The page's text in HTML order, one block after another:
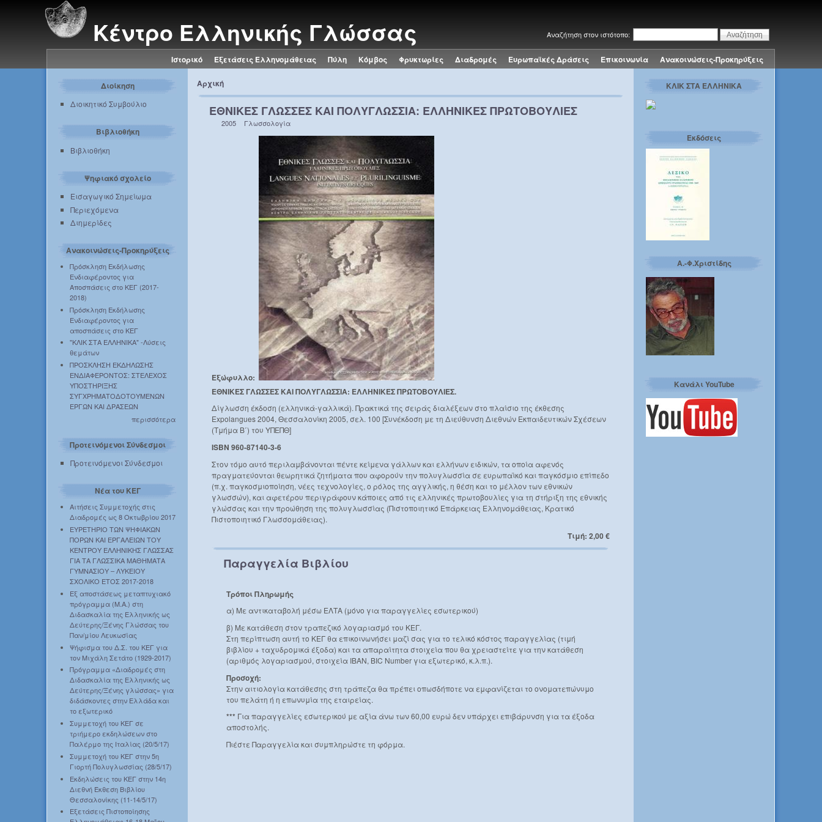
Κέντρο Ελληνικής Γλώσσας Αναζήτηση στον ιστότοπο:
Ιστορικό Εξετάσεις Ελληνομάθειας Πύλη Κόμβος Φρυκτωρίες Διαδρομές Ευρωπαϊκές Δράσεις Επικοινωνία Ανακοινώσεις-Προκηρύξεις
Διοίκηση
Διοικητικό Συμβούλιο
Βιβλιοθήκη
Βιβλιοθήκη
Ψηφιακό σχολείο
Εισαγωγικό Σημείωμα
Περιεχόμενα
Διημερίδες
Ανακοινώσεις-Προκηρύξεις
Πρόσκληση Εκδήλωσης
Ενδιαφέροντος για
Αποσπάσεις στο ΚΕΓ (2017-
2018)
Πρόσκληση Εκδήλωσης
Ενδιαφέροντος για
αποσπάσεις στο ΚΕΓ
"ΚΛΙΚ ΣΤΑ ΕΛΛΗΝΙΚΑ" -Λύσεις
θεμάτων
ΠΡΟΣΚΛΗΣΗ ΕΚΔΗΛΩΣΗΣ
ΕΝΔΙΑΦΕΡΟΝΤΟΣ: ΣΤΕΛΕΧΟΣ
ΥΠΟΣΤΗΡΙΞΗΣ
ΣΥΓΧΡΗΜΑΤΟΔΟΤΟΥΜΕΝΩΝ
ΕΡΓΩΝ ΚΑΙ ΔΡΑΣΕΩΝ
περισσότερα
Προτεινόμενοι Σύνδεσμοι
Προτεινόμενοι Σύνδεσμοι
Νέα του ΚΕΓ
Αιτήσεις Συμμετοχής στις
Διαδρομές ως 8 Οκτωβρίου 2017
ΕΥΡΕΤΗΡΙΟ ΤΩΝ ΨΗΦΙΑΚΩΝ
ΠΟΡΩΝ ΚΑΙ ΕΡΓΑΛΕΙΩΝ ΤΟΥ
ΚΕΝΤΡΟΥ ΕΛΛΗΝΙΚΗΣ ΓΛΩΣΣΑΣ
ΓΙΑ ΤΑ ΓΛΩΣΣΙΚΑ ΜΑΘΗΜΑΤΑ
ΓΥΜΝΑΣΙΟΥ – ΛΥΚΕΙΟΥ
ΣΧΟΛΙΚΟ ΕΤΟΣ 2017-2018
Εξ αποστάσεως μεταπτυχιακό
πρόγραμμα (Μ.Α.) στη
Διδασκαλία της Ελληνικής ως
Δεύτερης/Ξένης Γλώσσας του
Παν/μίου Λευκωσίας
Ψήφισμα του Δ.Σ. του ΚΕΓ για
τον Μιχάλη Σετάτο (1929-2017)
Πρόγραμμα «Διαδρομές στη
Διδασκαλία της Ελληνικής ως
Δεύτερης/Ξένης γλώσσας» για
διδάσκοντες στην Ελλάδα και
το εξωτερικό
Συμμετοχή του ΚΕΓ σε
τριήμερο εκδηλώσεων στο
Παλέρμο της Ιταλίας (20/5/17)
Συμμετοχή του ΚΕΓ στην 5η
Γιορτή Πολυγλωσσίας (28/5/17)
Εκδηλώσεις του ΚΕΓ στην 14η
Διεθνή Έκθεση Βιβλίου
Θεσσαλονίκης (11-14/5/17)
Εξετάσεις Πιστοποίησης
Αρχική
ΕΘΝΙΚΕΣ ΓΛΩΣΣΕΣ ΚΑΙ ΠΟΛΥΓΛΩΣΣΙΑ: ΕΛΛΗΝΙΚΕΣ ΠΡΩΤΟΒΟΥΛΙΕΣ
2005 Γλωσσολογία
Εξώφυλλο:
ΕΘΝΙΚΕΣ ΓΛΩΣΣΕΣ ΚΑΙ ΠΟΛΥΓΛΩΣΣΙΑ: ΕΛΛΗΝΙΚΕΣ ΠΡΩΤΟΒΟΥΛΙΕΣ.
Δίγλωσση έκδοση (ελληνικά-γαλλικά). Πρακτικά της σειράς διαλέξεων στο πλαίσιο της έκθεσης
Expolangues 2004, Θεσσαλονίκη 2005, σελ. 100 [Συνέκδοση με τη Διεύθυνση Διεθνών Εκπαιδευτικών Σχέσεων
(Τμήμα Β΄) του ΥΠΕΠΘ]
ISBN 960-87140-3-6
Στον τόμο αυτό περιλαμβάνονται πέντε κείμενα γάλλων και ελλήνων ειδικών, τα οποία αφενός
πραγματεύονται θεωρητικά ζητήματα που αφορούν την πολυγλωσσία σε ευρωπαϊκό και παγκόσμιο επίπεδο
(π.χ. παγκοσμιοποίηση, νέες τεχνολογίες, ο ρόλος της αγγλικής, η θέση και το μέλλον των εθνικών
γλωσσών), και αφετέρου περιγράφουν κάποιες από τις ελληνικές πρωτοβουλίες για τη στήριξη της εθνικής
γλώσσας και την προώθηση της πολυγλωσσίας (Πιστοποιητικό Επάρκειας Ελληνομάθειας, Κρατικό
Πιστοποιητικό Γλωσσομάθειας).
Τιμή: 2,00 €
Παραγγελία Βιβλίου
Τρόποι Πληρωμής
α) Με αντικαταβολή μέσω ΕΛΤΑ (μόνο για παραγγελίες εσωτερικού)
β) Με κατάθεση στον τραπεζικό λογαριασμό του ΚΕΓ.
Στη περίπτωση αυτή το ΚΕΓ θα επικοινωνήσει μαζί σας για το τελικό κόστος παραγγελίας (τιμή
βιβλίου + ταχυδρομικά έξοδα) και τα απαραίτητα στοιχεία που θα χρειαστείτε για την κατάθεση
(αριθμός λογαριασμού, στοιχεία IBAN, BIC Number για εξωτερικό, κ.λ.π.).
Προσοχή:
Στην αιτιολογία κατάθεσης στη τράπεζα θα πρέπει οπωσδήποτε να εμφανίζεται το ονοματεπώνυμο
του πελάτη ή η επωνυμία της εταιρείας.
*** Για παραγγελίες εσωτερικού με αξία άνω των 60,00 ευρώ δεν υπάρχει επιβάρυνση για τα έξοδα
αποστολής.
Πιέστε Παραγγελία και συμπληρώστε τη φόρμα.
ΚΛΙΚ ΣΤΑ ΕΛΛΗΝΙΚΑ
Εκδόσεις
Α.-Φ.Χριστίδης
Κανάλι YouTube